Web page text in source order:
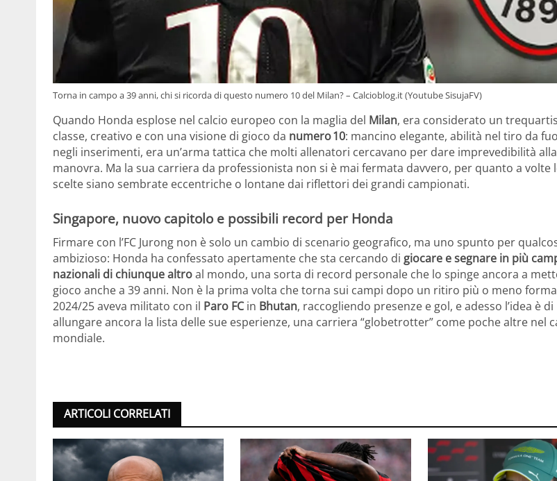
Torna in campo a 39 anni, chi si ricorda di questo numero 10 del Milan? – Calcioblog.it (Youtube SisujaFV)
Quando Honda esplose nel calcio europeo con la maglia del Milan, era considerato un
classe, creativo e con una visione di gioco da numero 10: mancino elegante, abilità nel tiro da
negli inserimenti, era un’arma tattica che molti allenatori cercavano per dare imprevedibilità alla
manovra. Ma la sua carriera da professionista non si è mai fermata davvero, per quanto a volte
scelte siano sembrate eccentriche o lontane dai riflettori dei grandi campionati.
Singapore, nuovo capitolo e possibili record per Honda
Firmare con l’FC Jurong non è solo un cambio di scenario geografico, ma uno spunto per
ambizioso: Honda ha confessato apertamente che sta cercando di giocare e segnare in più
nazionali di chiunque altroal mondo, una sorta di record personale che lo spinge ancora a
gioco anche a 39 anni. Non è la prima volta che torna sui campi dopo un ritiro più o meno
2024/25 aveva militato con il Paro FCin Bhutan, raccogliendo presenze e gol, e adesso l’idea è di
allungare ancora la lista delle sue esperienze, una carriera “globetrotter” come poche altre nel
mondiale.
ARTICOLI CORRELATI